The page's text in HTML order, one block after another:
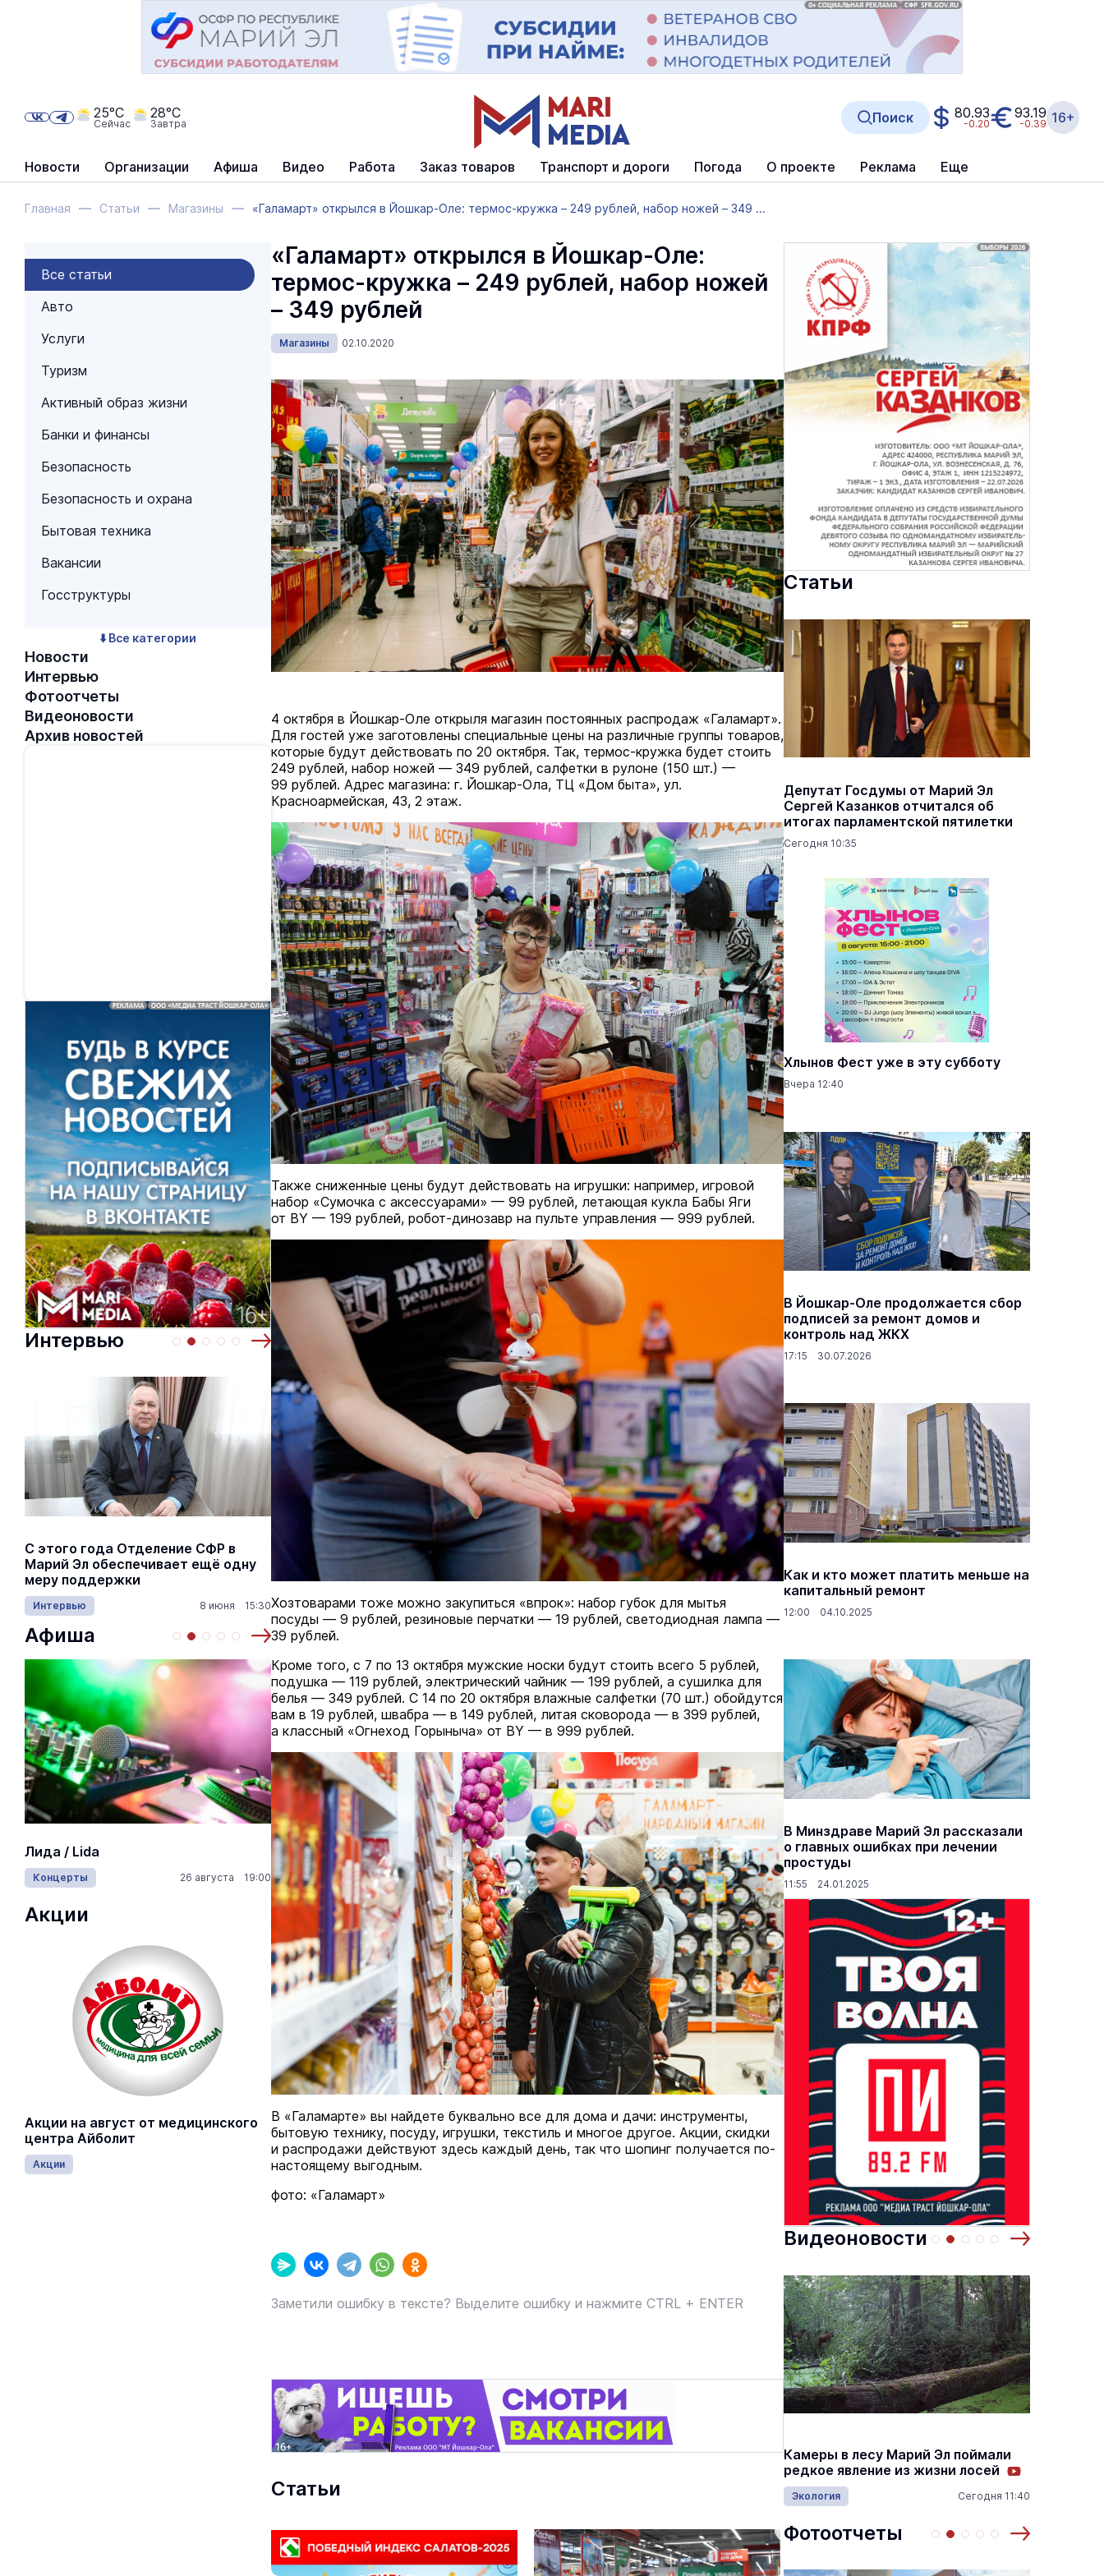
Новости Организации Афиша Видео Работа Заказ товаров Транспорт и дороги Погода О проекте Реклама Еще
25°C
Сейчас
28°C
Завтра Поиск 80.93
-0.20
93.19
-0.39 16+
Главная Статьи Магазины «Галамарт» открылся в Йошкар-Оле: термос-кружка – 249 рублей, набор ножей – 349 ...
Все статьи
Авто
Услуги
Туризм
Активный образ жизни
Банки и финансы
Безопасность
Безопасность и охрана
Бытовая техника
Вакансии
Госструктуры
⬇️ Все категории
Новости
Интервью
Фотоотчеты
Видеоновости
Архив новостей
Интервью
С этого года Отделение СФР в
Марий Эл обеспечивает ещё одну
меру поддержки
Интервью 8 июня 15:30
Алексей Ямаев о премьере в театре
Шкетана: «Для меня не бывает
лёгких спектаклей»
Культура 18 марта 11:05
Как узнать на законных основаниях,
кто собственник недвижимости
Интервью 16 марта 17:00
мужское долголетие
Здоровье и медицина
Афиша
Лида / Lida
Концерты 26 августа 19:00
На ощупь. Путеводитель по
лабиринту
Город 7 августа
Выставка «… И птичка вылетает II»
Музеи 7 августа
Там же, тогда же
Акции
Акции на август от медицинского
центра Айболит
Акции
«Галамарт» открылся в Йошкар-Оле:
термос-кружка – 249 рублей, набор ножей
– 349 рублей
Магазины 02.10.2020
4 октября в Йошкар-Оле открыля магазин постоянных распродаж «Галамарт».
Для гостей уже заготовлены специальные цены на различные группы товаров,
которые будут действовать по 20 октября. Так, термос-кружка будет стоить
249 рублей, набор ножей — 349 рублей, салфетки в рулоне (150 шт.) —
99 рублей. Адрес магазина: г. Йошкар-Ола, ТЦ «Дом быта», ул.
Красноармейская, 43, 2 этаж.
Также сниженные цены будут действовать на игрушки: например, игровой
набор «Сумочка с аксессуарами» — 99 рублей, летающая кукла Бабы Яги
от BY — 199 рублей, робот-динозавр на пульте управления — 999 рублей.
Хозтоварами тоже можно закупиться «впрок»: набор губок для мытья
посуды — 9 рублей, резиновые перчатки — 19 рублей, светодиодная лампа —
39 рублей.
Кроме того, с 7 по 13 октября мужские носки будут стоить всего 5 рублей,
подушка — 119 рублей, электрический чайник — 199 рублей, а сушилка для
белья — 349 рублей. С 14 по 20 октября влажные салфетки (70 шт.) обойдутся
вам в 19 рублей, швабра — в 149 рублей, литая сковорода — в 399 рублей,
а классный «Огнеход Горыныча» от BY — в 999 рублей.
В «Галамарте» вы найдете буквально все для дома и дачи: инструменты,
бытовую технику, посуду, игрушки, текстиль и многое другое. Акции, скидки
и распродажи действуют здесь каждый день, так что шопинг получается по-
настоящему выгодным.
фото: «Галамарт»
Заметили ошибку в тексте? Выделите ошибку и нажмите CTRL + ENTER
Статьи
Статьи
Депутат Госдумы от Марий Эл
Сергей Казанков отчитался об
итогах парламентской пятилетки
Сегодня 10:35
Хлынов Фест уже в эту субботу
Вчера 12:40
В Йошкар-Оле продолжается сбор
подписей за ремонт домов и
контроль над ЖКХ
17:15 30.07.2026
Как и кто может платить меньше на
капитальный ремонт
12:00 04.10.2025
В Минздраве Марий Эл рассказали
о главных ошибках при лечении
простуды
11:55 24.01.2025
Видеоновости
В Йошкар-Оле в
Камеры в лесу Марий Эл поймали
редкое явление из жизни лосей
Экология Сегодня 11:40
Фотоотчеты